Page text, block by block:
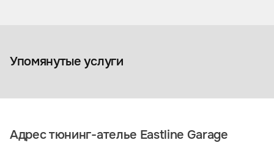
Упомянутые услуги
Перетяжка салона
Адрес тюнинг-ателье Eastline Garage